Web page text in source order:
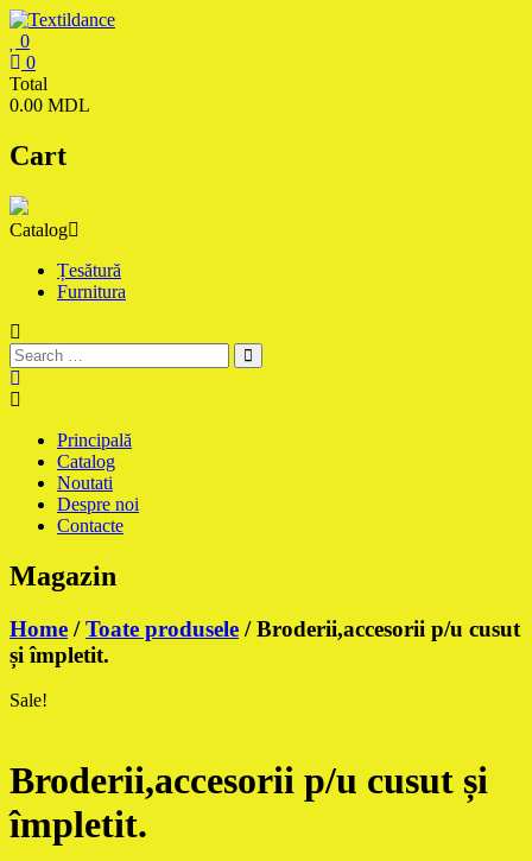
Skip
to
content
Textildance.md
0
0
Total
0.00 MDL
Cart
Catalog
Țesătură
Furnitura
Principală
Catalog
Noutati
Despre noi
Contacte
Magazin
Home /Toate produsele / Broderii,accesorii p/u cusut
și împletit.
Sale!
Broderii,accesorii p/u cusut și
împletit.